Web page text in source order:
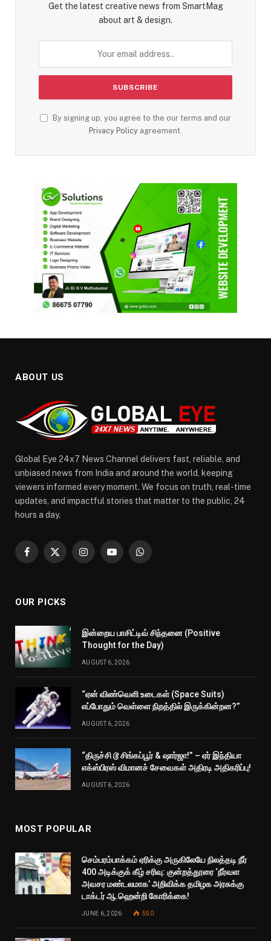
Get the latest creative news from SmartMag
about art & design.
By signing up, you agree to the our terms and our
Privacy Policy agreement.
ABOUT US
Global Eye 24x7 News Channel delivers fast, reliable, and
unbiased news from India and around the world, keeping
viewers informed every moment. We focus on truth, real-time
updates, and impactful stories that matter to the public, 24
hours a day.
Facebook
X
InstagramYouTubeWhatsApp
OUR PICKS
இன்றைய பாசிட்டிவ் சிந்தனை (Positive
Thought for the Day)
AUGUST 6, 2026
“ஏன் விண்வெளி உடைகள் (Space Suits)
எப்போதும் வெள்ளை நிறத்தில் இருக்கின்றன?”
AUGUST 6, 2026
“திருச்சி டூ சிங்கப்பூர் & ஷார்ஜா!” – ஏர் இந்தியா
எக்ஸ்பிரஸ் விமானச் சேவைகள் அதிரடி அதிகரிப்பு!
AUGUST 6, 2026
MOST POPULAR
செம்பரம்பாக்கம் ஏரிக்கு அருகிலேயே நிலத்தடி நீர்
400 அடிக்குக் கீழ் சரிவு: குன்றத்தூரை ‘நீர்வள
அவசர மண்டலமாக’ அறிவிக்க தமிழக அரசுக்கு
டாக்டர் ஆ.ஹென்றி கோரிக்கை!
JUNE 6, 2026 550